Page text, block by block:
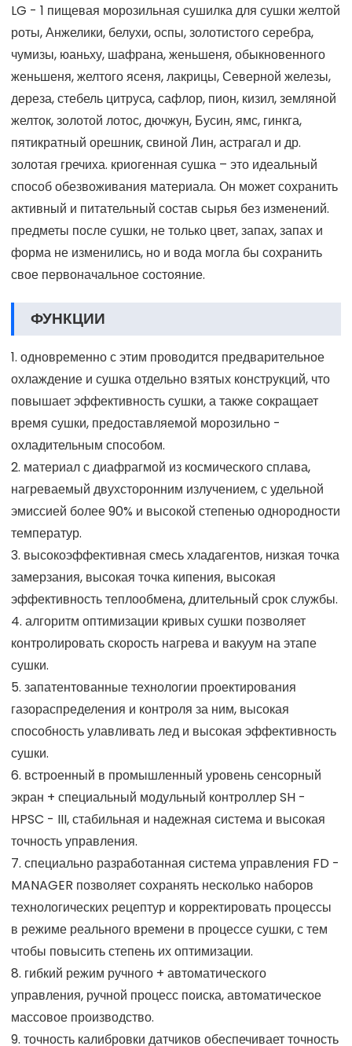
LG - 1 пищевая морозильная сушилка для сушки желтой
роты, Анжелики, белухи, оспы, золотистого серебра,
чумизы, юаньху, шафрана, женьшеня, обыкновенного
женьшеня, желтого ясеня, лакрицы, Северной железы,
дереза, стебель цитруса, сафлор, пион, кизил, земляной
желток, золотой лотос, дючжун, Бусин, ямс, гинкга,
пятикратный орешник, свиной Лин, астрагал и др.
золотая гречиха. криогенная сушка – это идеальный
способ обезвоживания материала. Он может сохранить
активный и питательный состав сырья без изменений.
предметы после сушки, не только цвет, запах, запах и
форма не изменились, но и вода могла бы сохранить
свое первоначальное состояние.
ФУНКЦИИ
1. одновременно с этим проводится предварительное
охлаждение и сушка отдельно взятых конструкций, что
повышает эффективность сушки, а также сокращает
время сушки, предоставляемой морозильно -
охладительным способом.
2. материал с диафрагмой из космического сплава,
нагреваемый двухсторонним излучением, с удельной
эмиссией более 90% и высокой степенью однородности
температур.
3. высокоэффективная смесь хладагентов, низкая точка
замерзания, высокая точка кипения, высокая
эффективность теплообмена, длительный срок службы.
4. алгоритм оптимизации кривых сушки позволяет
контролировать скорость нагрева и вакуум на этапе
сушки.
5. запатентованные технологии проектирования
газораспределения и контроля за ним, высокая
способность улавливать лед и высокая эффективность
сушки.
6. встроенный в промышленный уровень сенсорный
экран + специальный модульный контроллер SH -
HPSC - III, стабильная и надежная система и высокая
точность управления.
7. специально разработанная система управления FD -
MANAGER позволяет сохранять несколько наборов
технологических рецептур и корректировать процессы
в режиме реального времени в процессе сушки, с тем
чтобы повысить степень их оптимизации.
8. гибкий режим ручного + автоматического
управления, ручной процесс поиска, автоматическое
массовое производство.
9. точность калибровки датчиков обеспечивает точность